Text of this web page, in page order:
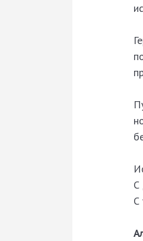
С
С